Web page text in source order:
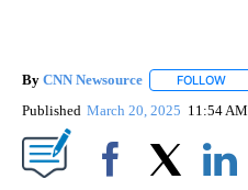
By CNN Newsource FOLLOW
Published March 20, 2025 11:54 AM